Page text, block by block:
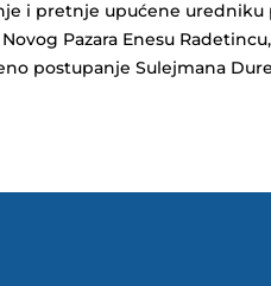
i pretnje upućene uredniku
Pazara Enesu
postupanje Sulejmana